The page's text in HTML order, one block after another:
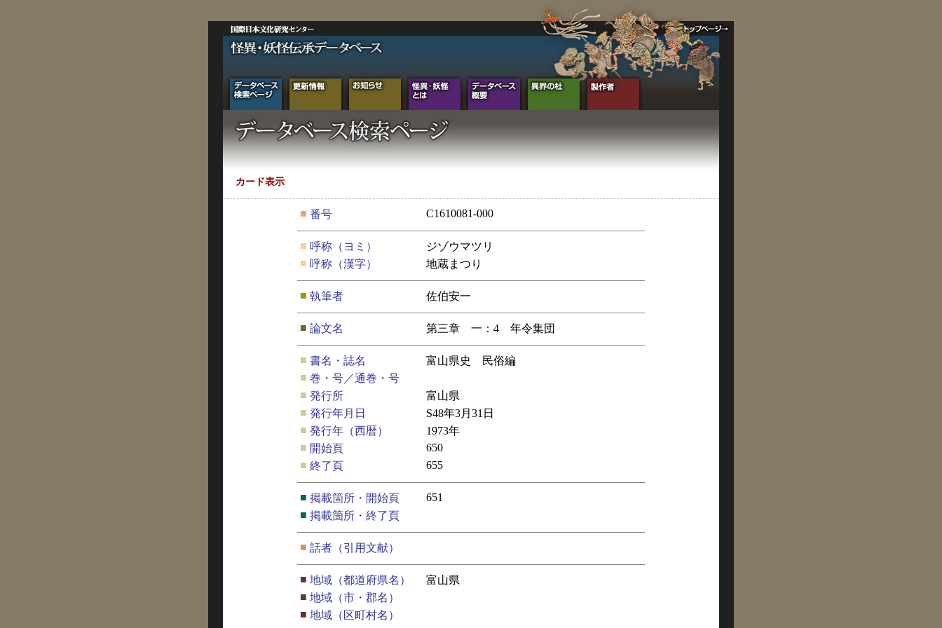
カード表示
■ 番号 C1610081-000
■ 呼称（ヨミ）
ジゾウマツリ
■ 呼称（漢字） 地蔵まつり
■ 執筆者 佐伯安一
■ 論文名 第三章 一：4 年令集団
■ 書名・誌名
富山県史 民俗編
■ 巻・号／通巻・号
■ 発行所
富山県
■ 発行年月日
S48年3月31日
■ 発行年（西暦）
1973年
■ 開始頁
650
■ 終了頁 655
■ 掲載箇所・開始頁
651
■ 掲載箇所・終了頁
■ 話者（引用文献）
■ 地域（都道府県名）
富山県
■ 地域（市・郡名）
■ 地域（区町村名）